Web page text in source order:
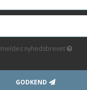
nyhedsbrevet
GODKEND